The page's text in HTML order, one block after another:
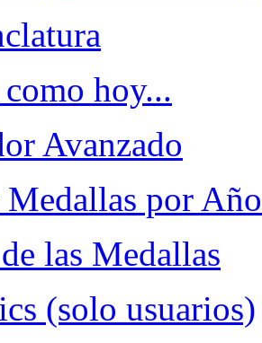
hoy...
Avanzado
Medallas por Año
las Medallas
(solo usuarios)